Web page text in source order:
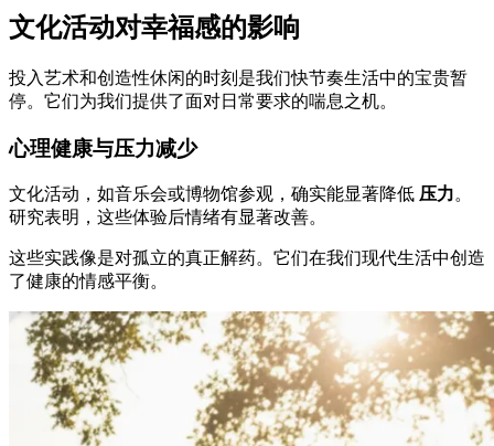
文化活动对幸福感的影响
投入艺术和创造性休闲的时刻是我们快节奏生活中的宝贵暂
停。它们为我们提供了面对日常要求的喘息之机。
心理健康与压力减少
文化活动，如音乐会或博物馆参观，确实能显著降低 压力。
研究表明，这些体验后情绪有显著改善。
这些实践像是对孤立的真正解药。它们在我们现代生活中创造
了健康的情感平衡。